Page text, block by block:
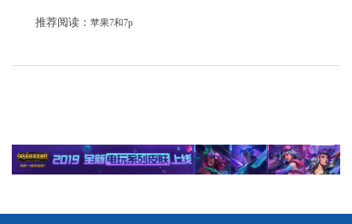
推荐阅读： 苹果7和7p